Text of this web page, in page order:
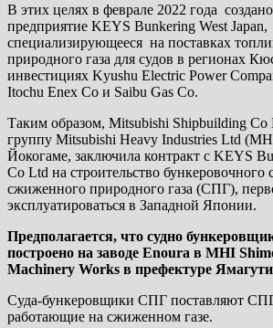
В этих целях в феврале 2022 года
предприятие KEYS Bunkering West Japan,
специализирующееся на поставках
природного газа для судов в регионах
инвестициях Kyushu Electric Power
Itochu Enex Co и Saibu Gas Co.
Таким образом, Mitsubishi Shipbuilding Co
группу Mitsubishi Heavy Industries Ltd
Йокогаме, заключила контракт с KEYS
Co Ltd на строительство бункеровочного
сжиженного природного газа (СПГ),
эксплуатироваться в Западной Японии.
Предполагается, что судно
построено на заводе Enoura в MHI
Machinery Works в префектуре
Суда-бункеровщики СПГ поставляют
работающие на сжиженном газе.